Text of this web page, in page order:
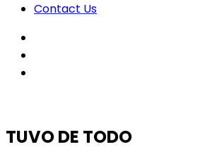
Contact Us
TUVO DE TODO